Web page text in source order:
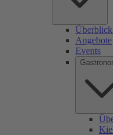
Angebote
Events